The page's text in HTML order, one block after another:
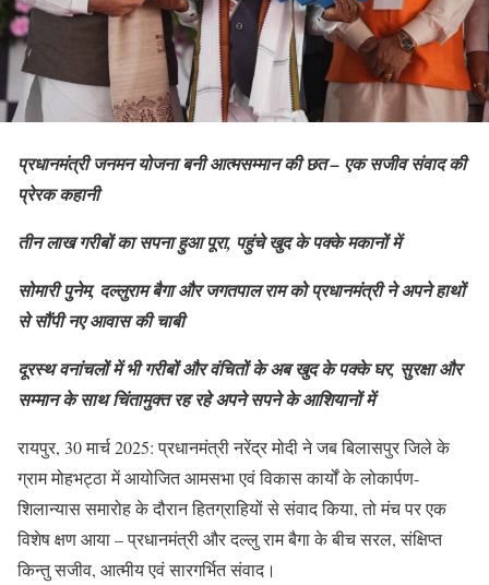
प्रधानमंत्री जनमन योजना बनी आत्मसम्मान की छत – एक सजीव संवाद की
प्रेरक कहानी
तीन लाख गरीबों का सपना हुआ पूरा, पहुंचे खुद के पक्के मकानों में
सोमारी पुनेम, दल्लुराम बैगा और जगतपाल राम को प्रधानमंत्री ने अपने हाथों
से सौंपी नए आवास की चाबी
दूरस्थ वनांचलों में भी गरीबों और वंचितों के अब खुद के पक्के घर, सुरक्षा और
सम्मान के साथ चिंतामुक्त रह रहे अपने सपने के आशियानों में
रायपुर, 30 मार्च 2025: प्रधानमंत्री नरेंद्र मोदी ने जब बिलासपुर जिले के
ग्राम मोहभट्ठा में आयोजित आमसभा एवं विकास कार्यों के लोकार्पण-
शिलान्यास समारोह के दौरान हितग्राहियों से संवाद किया, तो मंच पर एक
विशेष क्षण आया – प्रधानमंत्री और दल्लु राम बैगा के बीच सरल, संक्षिप्त
किन्तु सजीव, आत्मीय एवं सारगर्भित संवाद।